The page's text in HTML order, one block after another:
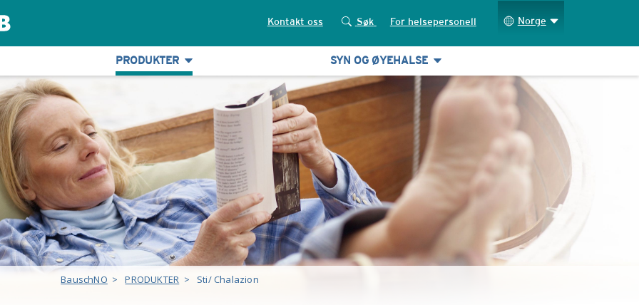
Kontakt oss Søk For helsepersonell Norge
PRODUKTER SYN OG ØYEHALSE
BauschNO > PRODUKTER > Sti/ Chalazion